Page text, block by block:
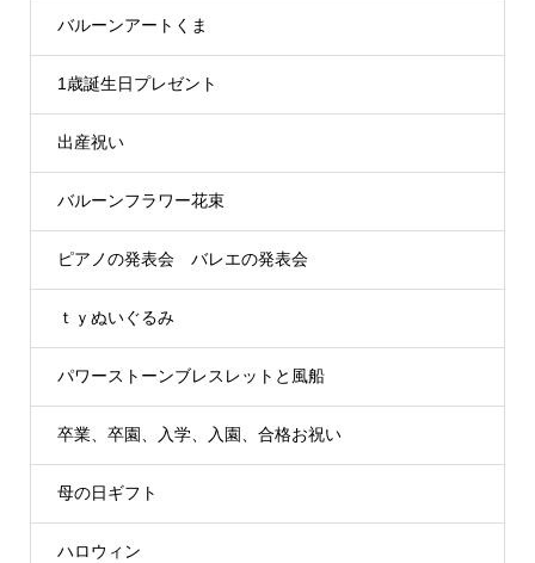
バルーンアートくま
1歳誕生日プレゼント
出産祝い
バルーンフラワー花束
ピアノの発表会 バレエの発表会
ｔｙぬいぐるみ
パワーストーンブレスレットと風船
卒業、卒園、入学、入園、合格お祝い
母の日ギフト
ハロウィン